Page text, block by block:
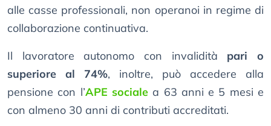
alle casse professionali, non operanoi in regime di
collaborazione continuativa.
Il lavoratore autonomo con invalidità pari o
superiore al 74%, inoltre, può accedere alla
pensione con l’APE socialea 63 anni e 5 mesi e
con almeno 30 anni di contributi accreditati.